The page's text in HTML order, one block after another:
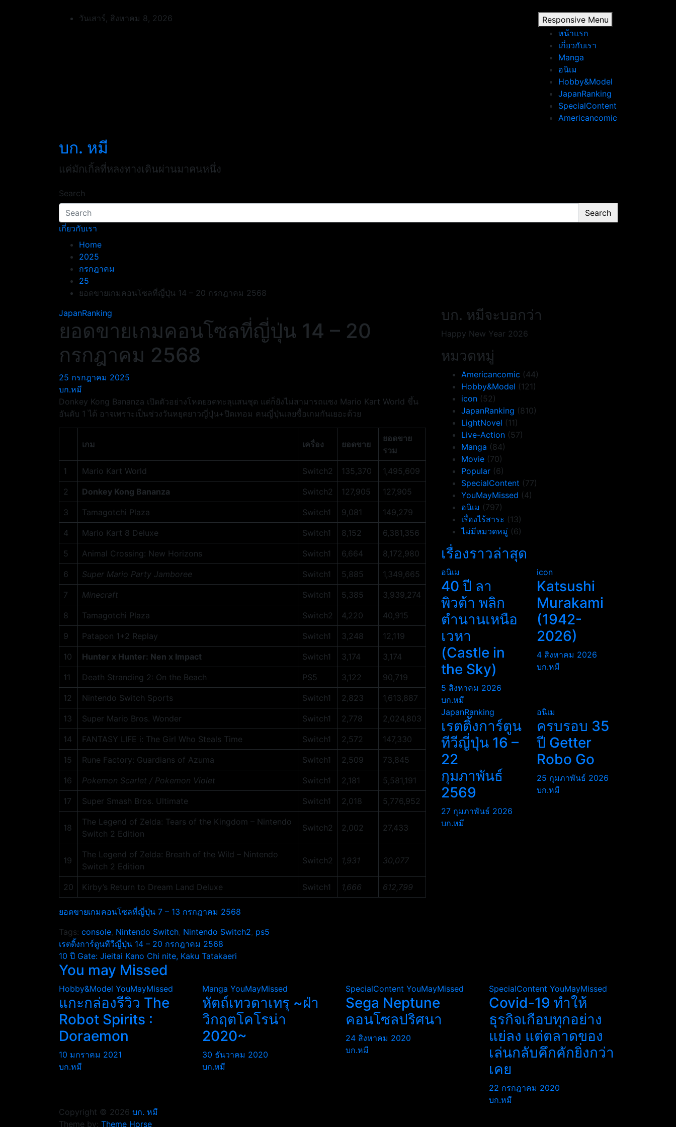
วันเสาร์, สิงหาคม 8, 2026
Responsive Menu
หน้าแรก
เกี่ยวกับเรา
Manga
อนิเม
Hobby&Model
JapanRanking
SpecialContent
Americancomic
บก. หมี
แค่มักเกิ้ลที่หลงทางเดินผ่านมาคนหนึ่ง
Search
Search
เกี่ยวกับเรา
Home
2025
กรกฎาคม
25
ยอดขายเกมคอนโซลที่ญี่ปุ่น 14 – 20 กรกฎาคม 2568
JapanRanking
ยอดขายเกมคอนโซลที่ญี่ปุ่น 14 – 20
กรกฎาคม 2568
25 กรกฎาคม 2025
บก.หมี
Donkey Kong Bananza เปิดตัวอย่างโหดยอดทะลุแสนชุด แต่ก็ยังไม่สามารถแซง Mario Kart World ขึ้น
อันดับ 1 ได้ อาจเพราะเป็นช่วงวันหยุดยาวญี่ปุ่น+ปิดเทอม คนญี่ปุ่นเลยซื้อเกมกันเยอะด้วย
เกม เครื่อง ยอดขาย
ยอดขาย
รวม
1 Mario Kart World Switch2 135,370 1,495,609
2 Donkey Kong Bananza Switch2 127,905 127,905
3 Tamagotchi Plaza Switch1 9,081 149,279
4 Mario Kart 8 Deluxe Switch1 8,152 6,381,356
5 Animal Crossing: New Horizons Switch1 6,664 8,172,980
6 Super Mario Party Jamboree Switch1 5,885 1,349,665
7 Minecraft Switch1 5,385 3,939,274
8 Tamagotchi Plaza Switch2 4,220 40,915
9 Patapon 1+2 Replay Switch1 3,248 12,119
10 Hunter x Hunter: Nen x Impact Switch1 3,174 3,174
11 Death Stranding 2: On the Beach PS5 3,122 90,719
12 Nintendo Switch Sports Switch1 2,823 1,613,887
13 Super Mario Bros. Wonder Switch1 2,778 2,024,803
14 FANTASY LIFE i: The Girl Who Steals Time Switch1 2,572 147,330
15 Rune Factory: Guardians of Azuma Switch1 2,509 73,845
16 Pokemon Scarlet / Pokemon Violet Switch1 2,181 5,581,191
17 Super Smash Bros. Ultimate Switch1 2,018 5,776,952
18
The Legend of Zelda: Tears of the Kingdom – Nintendo
Switch 2 Edition
Switch2 2,002 27,433
19
The Legend of Zelda: Breath of the Wild – Nintendo
Switch 2 Edition
Switch2 1,931 30,077
20 Kirby’s Return to Dream Land Deluxe Switch1 1,666 612,799
ยอดขายเกมคอนโซลที่ญี่ปุ่น 7 – 13 กรกฎาคม 2568
Tags: console, Nintendo Switch, Nintendo Switch2, ps5
แนะแนว
เรื่อง
เรตติ้งการ์ตูนทีวีญี่ปุ่น 14 – 20 กรกฎาคม 2568
10 ปี Gate: Jieitai Kano Chi nite, Kaku Tatakaeri
บก. หมีจะบอกว่า
Happy New Year 2026
หมวดหมู่
Americancomic (44)
Hobby&Model (121)
icon (52)
JapanRanking (810)
LightNovel (11)
Live-Action (57)
Manga (84)
Movie (70)
Popular (6)
SpecialContent (77)
YouMayMissed (4)
อนิเม (797)
เรื่องไร้สาระ (13)
ไม่มีหมวดหมู่ (6)
เรื่องราวล่าสุด
อนิเม
40 ปี ลา
พิวต้า พลิก
ตำนานเหนือ
เวหา
(Castle in
the Sky)
5 สิงหาคม 2026
บก.หมี
icon
Katsushi
Murakami
(1942-
2026)
4 สิงหาคม 2026
บก.หมี
JapanRanking
เรตติ้งการ์ตูน
ทีวีญี่ปุ่น 16 –
22
กุมภาพันธ์
2569
27 กุมภาพันธ์ 2026
บก.หมี
อนิเม
ครบรอบ 35
ปี Getter
Robo Go
25 กุมภาพันธ์ 2026
บก.หมี
You may Missed
Hobby&Model YouMayMissed
แกะกล่องรีวิว The
Robot Spirits :
Doraemon
10 มกราคม 2021
บก.หมี
Manga YouMayMissed
หัตถ์เทวดาเทรุ ~ฝ่า
วิกฤตโคโรน่า
2020~
30 ธันวาคม 2020
บก.หมี
SpecialContent YouMayMissed
Sega Neptune
คอนโซลปริศนา
24 สิงหาคม 2020
บก.หมี
SpecialContent YouMayMissed
Covid-19 ทำให้
ธุรกิจเกือบทุกอย่าง
แย่ลง แต่ตลาดของ
เล่นกลับคึกคักยิ่งกว่า
เคย
22 กรกฎาคม 2020
บก.หมี
Copyright © 2026 บก. หมี
Theme by: Theme Horse